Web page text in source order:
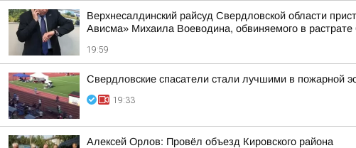
Верхнесалдинский райсуд Свердловской области
Ависма» Михаила Воеводина, обвиняемого в
19:59
Свердловские спасатели стали лучшими в пожарной
19:33
Алексей Орлов: Провёл объезд Кировского района